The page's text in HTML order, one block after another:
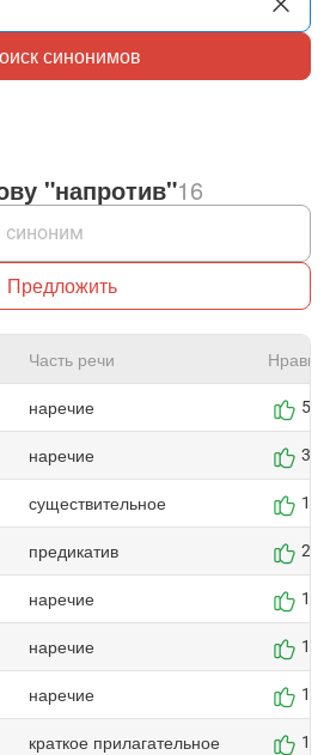
синонимов
"напротив"16
Предложить
Часть речи
наречие 5
наречие 3
существительное 1
предикатив 2
наречие 1
наречие 1
наречие 1
краткое прилагательное 1